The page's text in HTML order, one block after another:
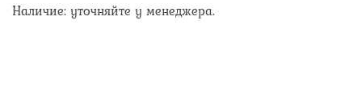
Наличие: уточняйте у менеджера.